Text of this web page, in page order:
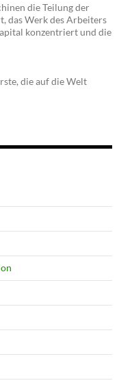
die Teilung der
das Werk des Arbeiters
konzentriert und die
die auf die Welt